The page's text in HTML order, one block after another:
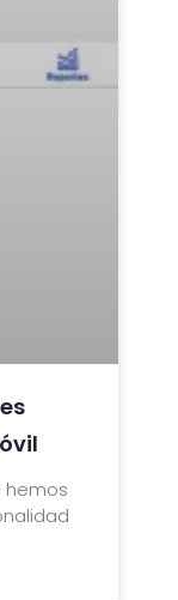
hemos